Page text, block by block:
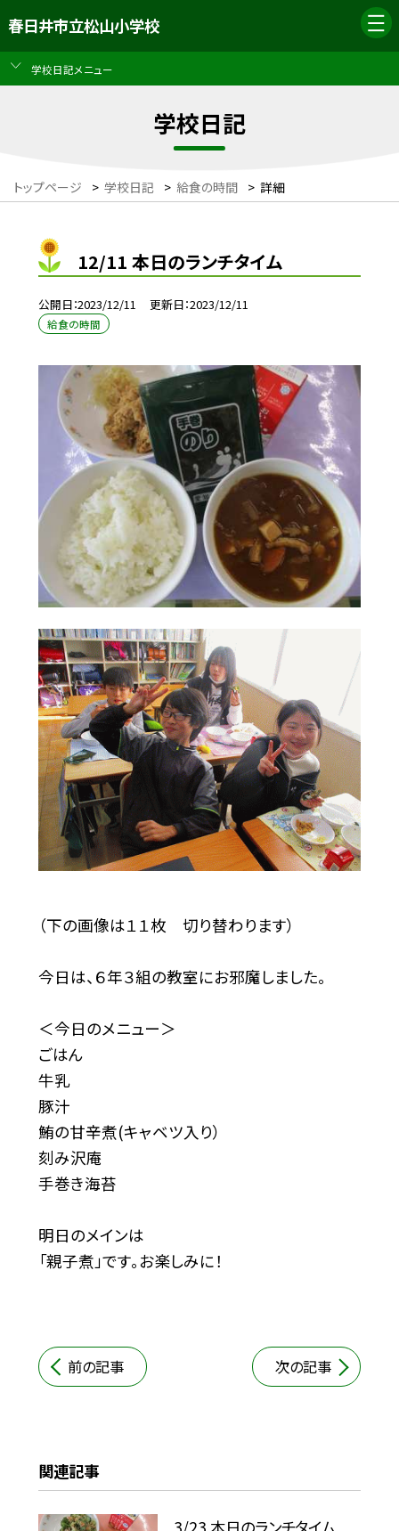
春日井市立松山小学校
学校日記メニュー
学校日記
トップページ > 学校日記 > 給食の時間 > 詳細
12/11 本日のランチタイム
公開日 2023/12/11 更新日 2023/12/11
給食の時間
（下の画像は１１枚 切り替わります）
今日は、６年３組の教室にお邪魔しました。
＜今日のメニュー＞
ごはん
牛乳
豚汁
鮪の甘辛煮(キャベツ入り）
刻み沢庵
手巻き海苔
明日のメインは
「親子煮」です。お楽しみに！
前の記事 次の記事
関連記事